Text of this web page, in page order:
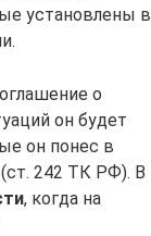
установлены в
о
он будет
он понес в
242 ТК РФ). В
, когда на